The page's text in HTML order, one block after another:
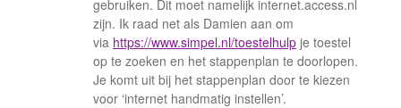
gebruiken. Dit moet namelijk internet.access.nl
zijn. Ik raad net als Damien aan om
via https://www.simpel.nl/toestelhulp je toestel
op te zoeken en het stappenplan te doorlopen.
Je komt uit bij het stappenplan door te kiezen
voor ‘internet handmatig instellen’.